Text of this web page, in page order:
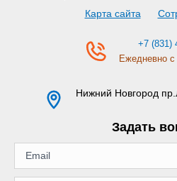
Карта сайта
+7 (831)
Ежедневно
Нижний Новгород
Задать